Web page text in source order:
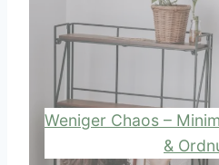
Weniger Chaos –
&